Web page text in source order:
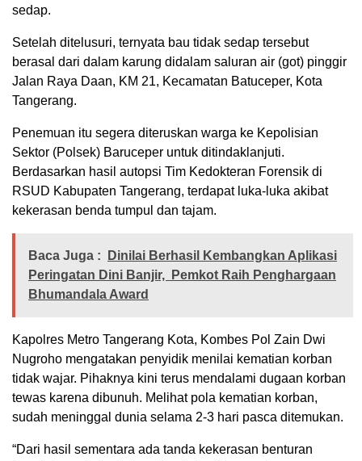
sedap.
Setelah ditelusuri, ternyata bau tidak sedap tersebut
berasal dari dalam karung didalam saluran air (got) pinggir
Jalan Raya Daan, KM 21, Kecamatan Batuceper, Kota
Tangerang.
Penemuan itu segera diteruskan warga ke Kepolisian
Sektor (Polsek) Baruceper untuk ditindaklanjuti.
Berdasarkan hasil autopsi Tim Kedokteran Forensik di
RSUD Kabupaten Tangerang, terdapat luka-luka akibat
kekerasan benda tumpul dan tajam.
Baca Juga :
Dinilai Berhasil Kembangkan Aplikasi
Peringatan Dini Banjir, Pemkot Raih Penghargaan
Bhumandala Award
Kapolres Metro Tangerang Kota, Kombes Pol Zain Dwi
Nugroho mengatakan penyidik menilai kematian korban
tidak wajar. Pihaknya kini terus mendalami dugaan korban
tewas karena dibunuh. Melihat pola kematian korban,
sudah meninggal dunia selama 2-3 hari pasca ditemukan.
“Dari hasil sementara ada tanda kekerasan benturan